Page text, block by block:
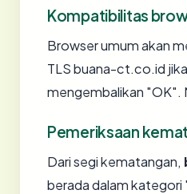
Kompatibilitas
Browser umum akan
TLS buana-ct.co.id
mengembalikan "OK".
Pemeriksaan
Dari segi kematangan,
berada dalam